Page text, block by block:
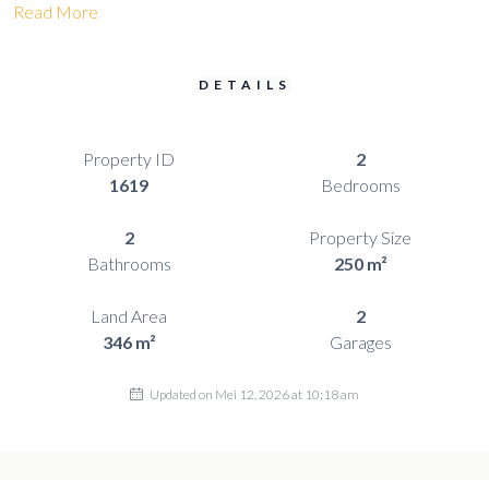
Read More
DETAILS
Property ID
1619
2
Bedrooms
2
Bathrooms
Property Size
250 m²
Land Area
346 m²
2
Garages
Updated on Mei 12, 2026 at 10:18 am